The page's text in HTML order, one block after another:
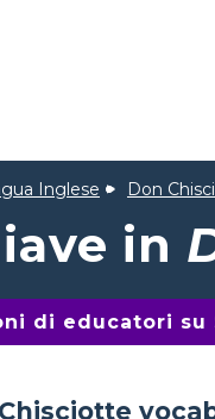
Inglese Don
in
di educatori su